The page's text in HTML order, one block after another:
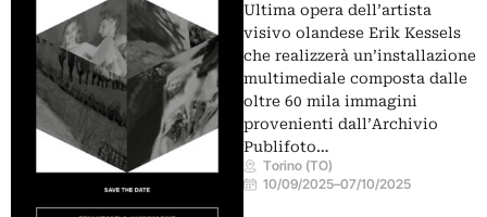
Ultima opera dell’artista
visivo olandese Erik Kessels
che realizzerà un’installazione
multimediale composta dalle
oltre 60 mila immagini
provenienti dall’Archivio
Publifoto…
Torino (TO)
10/09/2025–07/10/2025